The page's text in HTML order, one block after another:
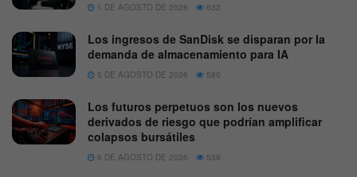
1 DE AGOSTO DE 2026 632
Los ingresos de SanDisk se disparan por la
demanda de almacenamiento para IA
5 DE AGOSTO DE 2026 580
Los futuros perpetuos son los nuevos
derivados de riesgo que podrían amplificar
colapsos bursátiles
6 DE AGOSTO DE 2026 558